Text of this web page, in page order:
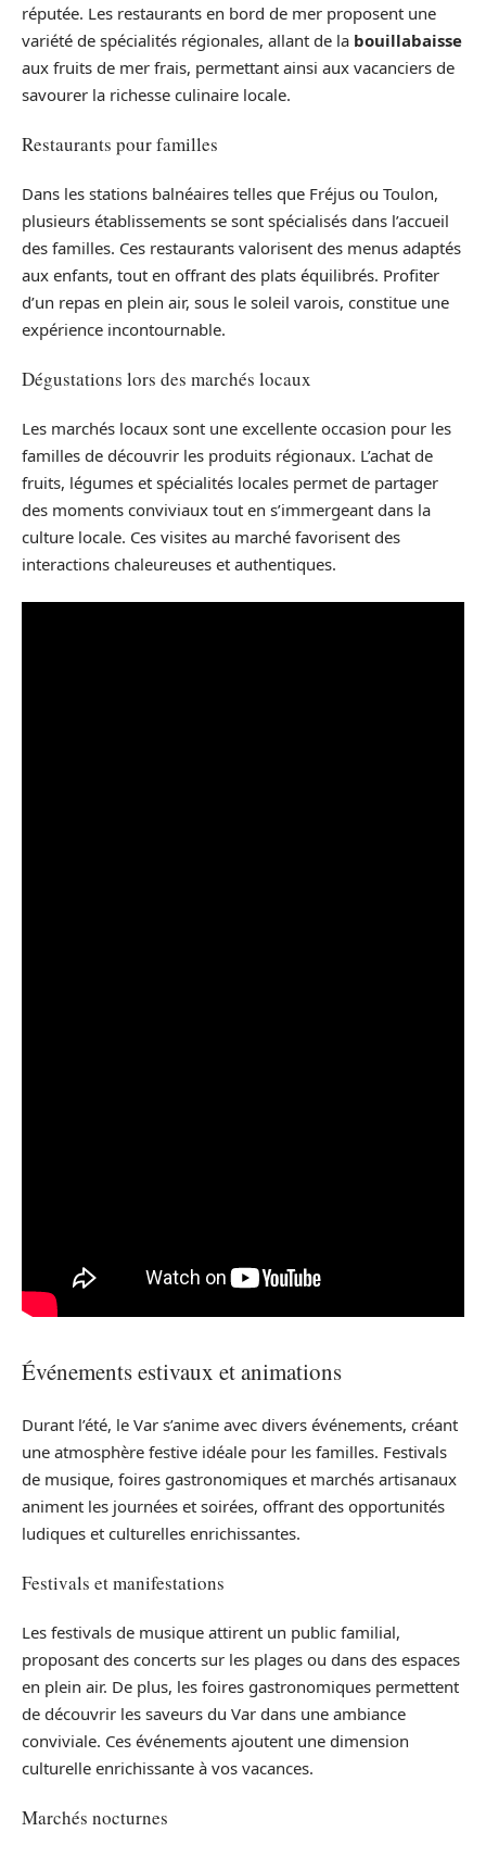
réputée. Les restaurants en bord de mer proposent une
variété de spécialités régionales, allant de la bouillabaisse
aux fruits de mer frais, permettant ainsi aux vacanciers de
savourer la richesse culinaire locale.
Restaurants pour familles
Dans les stations balnéaires telles que Fréjus ou Toulon,
plusieurs établissements se sont spécialisés dans l’accueil
des familles. Ces restaurants valorisent des menus adaptés
aux enfants, tout en offrant des plats équilibrés. Profiter
d’un repas en plein air, sous le soleil varois, constitue une
expérience incontournable.
Dégustations lors des marchés locaux
Les marchés locaux sont une excellente occasion pour les
familles de découvrir les produits régionaux. L’achat de
fruits, légumes et spécialités locales permet de partager
des moments conviviaux tout en s’immergeant dans la
culture locale. Ces visites au marché favorisent des
interactions chaleureuses et authentiques.
Événements estivaux et animations
Durant l’été, le Var s’anime avec divers événements, créant
une atmosphère festive idéale pour les familles. Festivals
de musique, foires gastronomiques et marchés artisanaux
animent les journées et soirées, offrant des opportunités
ludiques et culturelles enrichissantes.
Festivals et manifestations
Les festivals de musique attirent un public familial,
proposant des concerts sur les plages ou dans des espaces
en plein air. De plus, les foires gastronomiques permettent
de découvrir les saveurs du Var dans une ambiance
conviviale. Ces événements ajoutent une dimension
culturelle enrichissante à vos vacances.
Marchés nocturnes